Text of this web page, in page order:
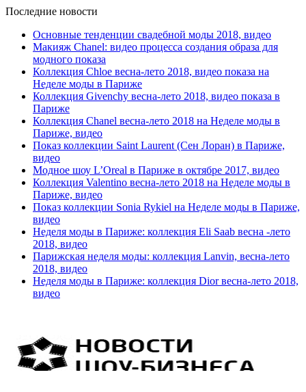
Последние новости
Основные тенденции свадебной моды 2018, видео
Макияж Chanel: видео процесса создания образа для
модного показа
Коллекция Chloe весна-лето 2018, видео показа на
Неделе моды в Париже
Коллекция Givenchy весна-лето 2018, видео показа в
Париже
Коллекция Chanel весна-лето 2018 на Неделе моды в
Париже, видео
Показ коллекции Saint Laurent (Сен Лоран) в Париже,
видео
Модное шоу L’Oreal в Париже в октябре 2017, видео
Коллекция Valentino весна-лето 2018 на Неделе моды в
Париже, видео
Показ коллекции Sonia Rykiel на Неделе моды в Париже,
видео
Неделя моды в Париже: коллекция Eli Saab весна -лето
2018, видео
Парижская неделя моды: коллекция Lanvin, весна-лето
2018, видео
Неделя моды в Париже: коллекция Dior весна-лето 2018,
видео